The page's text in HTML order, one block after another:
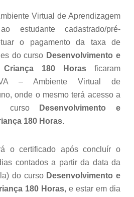
Virtual de Aprendizagem
estudante cadastrado/pré-
o pagamento da taxa de
do curso Desenvolvimento e
Criança 180 Horas ficaram
– Ambiente Virtual de
onde o mesmo terá acesso a
curso
Desenvolvimento e
180 Horas.
o certificado após concluír o
contados a partir da data da
do curso Desenvolvimento e
180 Horas, e estar em dia